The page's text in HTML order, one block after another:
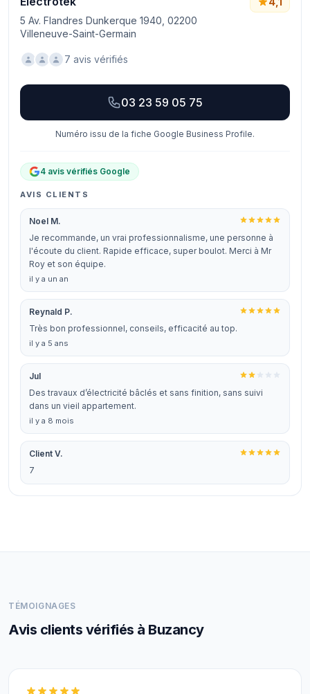
5 Av. Flandres Dunkerque 1940, 02200
Villeneuve-Saint-Germain
7 avis vérifiés
03 23 59 05 75
Numéro issu de la fiche Google Business Profile.
4 avis vérifiés Google
AVIS CLIENTS
Noel M.
Je recommande, un vrai professionnalisme, une personne à
l'écoute du client. Rapide efficace, super boulot. Merci à Mr
Roy et son équipe.
il y a un an
Reynald P.
Très bon professionnel, conseils, efficacité au top.
il y a 5 ans
Jul
Des travaux d’électricité bâclés et sans finition, sans suivi
dans un vieil appartement.
il y a 8 mois
Client V.
7
TÉMOIGNAGES
Avis clients vérifiés à Buzancy